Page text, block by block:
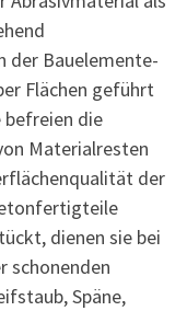
der Bauelemente-
Flächen geführt
befreien die
Materialresten
der
dienen sie bei
schonenden
Späne,